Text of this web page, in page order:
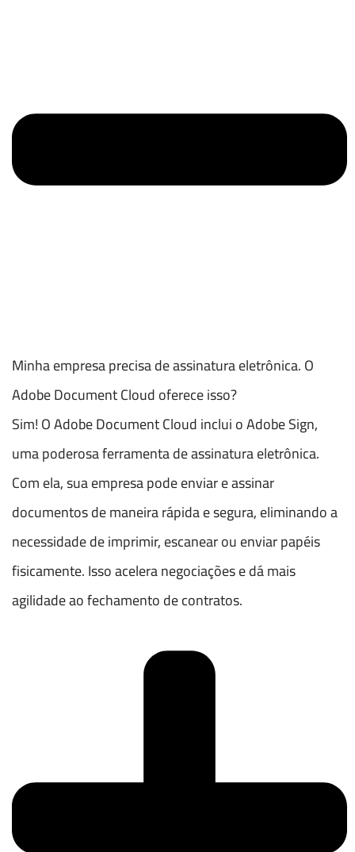
Minha empresa precisa de assinatura eletrônica. O
Adobe Document Cloud oferece isso?
Sim! O Adobe Document Cloud inclui o Adobe Sign,
uma poderosa ferramenta de assinatura eletrônica.
Com ela, sua empresa pode enviar e assinar
documentos de maneira rápida e segura, eliminando a
necessidade de imprimir, escanear ou enviar papéis
fisicamente. Isso acelera negociações e dá mais
agilidade ao fechamento de contratos.